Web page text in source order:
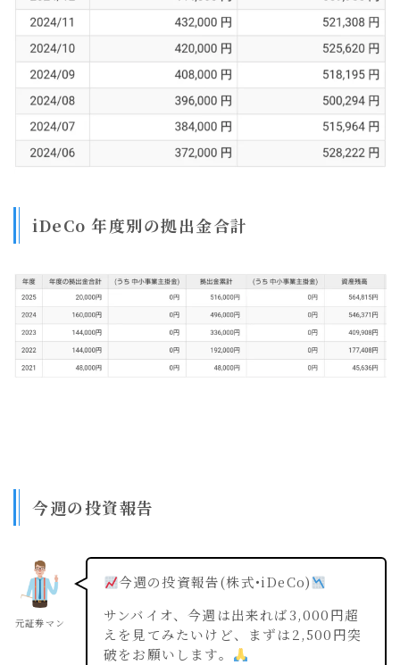
iDeCo 年度別の拠出金合計
今週の投資報告
元証券マン
今週の投資報告(株式•iDeCo)
サンバイオ、今週は出来れば3,000円超
えを見てみたいけど、まずは2,500円突
破をお願いします。